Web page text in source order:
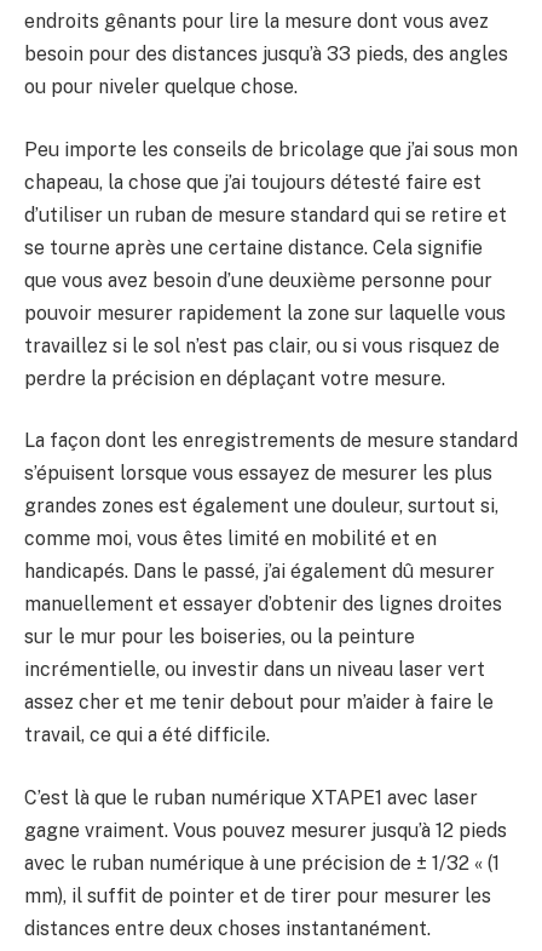
endroits gênants pour lire la mesure dont vous avez
besoin pour des distances jusqu’à 33 pieds, des angles
ou pour niveler quelque chose.
Peu importe les conseils de bricolage que j’ai sous mon
chapeau, la chose que j’ai toujours détesté faire est
d’utiliser un ruban de mesure standard qui se retire et
se tourne après une certaine distance. Cela signifie
que vous avez besoin d’une deuxième personne pour
pouvoir mesurer rapidement la zone sur laquelle vous
travaillez si le sol n’est pas clair, ou si vous risquez de
perdre la précision en déplaçant votre mesure.
La façon dont les enregistrements de mesure standard
s’épuisent lorsque vous essayez de mesurer les plus
grandes zones est également une douleur, surtout si,
comme moi, vous êtes limité en mobilité et en
handicapés. Dans le passé, j’ai également dû mesurer
manuellement et essayer d’obtenir des lignes droites
sur le mur pour les boiseries, ou la peinture
incrémentielle, ou investir dans un niveau laser vert
assez cher et me tenir debout pour m’aider à faire le
travail, ce qui a été difficile.
C’est là que le ruban numérique XTAPE1 avec laser
gagne vraiment. Vous pouvez mesurer jusqu’à 12 pieds
avec le ruban numérique à une précision de ± 1/32 « (1
mm), il suffit de pointer et de tirer pour mesurer les
distances entre deux choses instantanément.